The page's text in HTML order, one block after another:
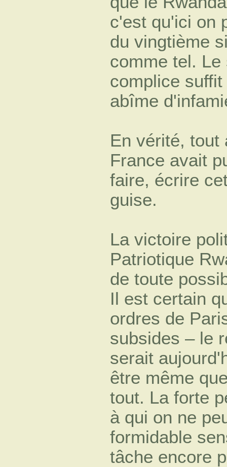
c'est qu'ici on
du vingtième
comme tel.
complice
abîme
En vérité, tout
France avait
faire, écrire
guise.
La victoire
Patriotique
de toute
Il est certain
ordres de
subsides – le
serait
être même
tout. La forte
à qui on ne
formidable
tâche encore